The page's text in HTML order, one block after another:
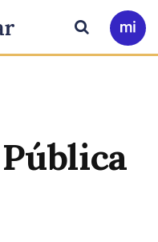
Ir
a
Buscar